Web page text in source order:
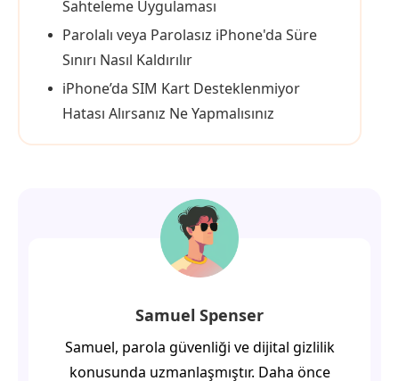
Sahteleme Uygulaması
Parolalı veya Parolasız iPhone'da Süre
Sınırı Nasıl Kaldırılır
iPhone’da SIM Kart Desteklenmiyor
Hatası Alırsanız Ne Yapmalısınız
Samuel Spenser
Samuel, parola güvenliği ve dijital gizlilik
konusunda uzmanlaşmıştır. Daha önce